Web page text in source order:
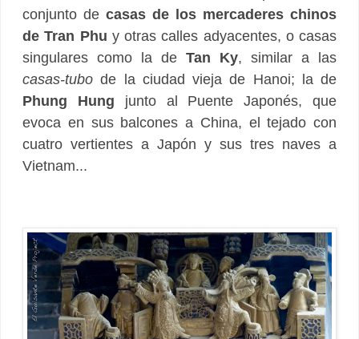
conjunto de casas de los mercaderes chinos
de Tran Phu y otras calles adyacentes, o casas
singulares como la de Tan Ky, similar a las
casas-tubo de la ciudad vieja de Hanoi; la de
Phung Hung junto al Puente Japonés, que
evoca en sus balcones a China, el tejado con
cuatro vertientes a Japón y sus tres naves a
Vietnam...